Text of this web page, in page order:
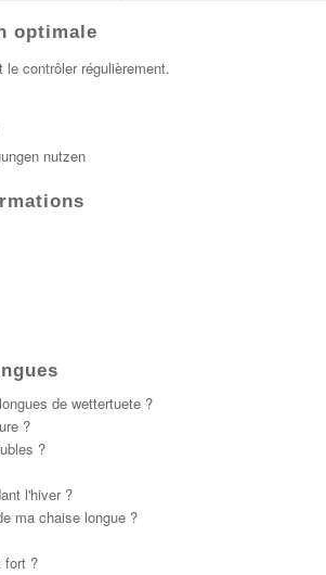
optimale
contrôler régulièrement.
nutzen
de wettertuete ?
?
?
l'hiver ?
ma chaise longue ?
fort ?